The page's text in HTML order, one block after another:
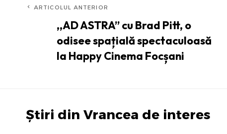
ARTICOLUL ANTERIOR
,,AD ASTRA” cu Brad Pitt, o
odisee spațială spectaculoasă
la Happy Cinema Focșani
Știri din Vrancea de interes